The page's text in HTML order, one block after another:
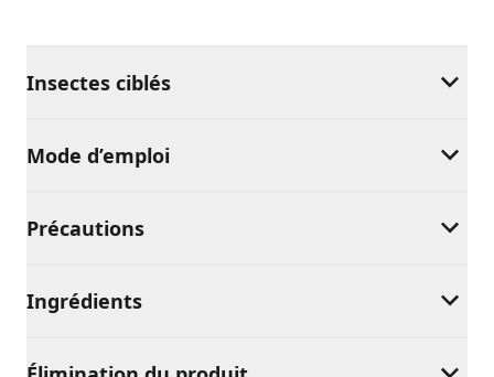
Insectes ciblés
Mode d’emploi
Précautions
Ingrédients